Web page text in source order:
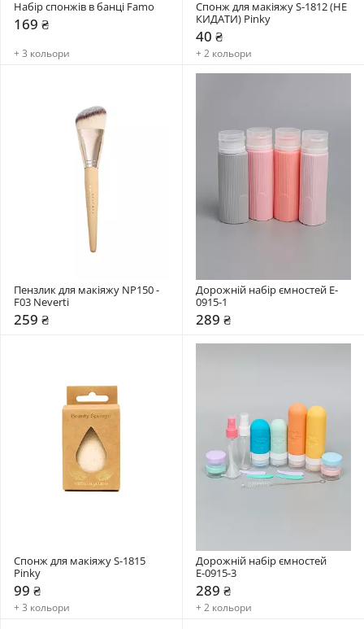
Набір спонжів в банці Famo
169 ₴
+ 3 кольори
Спонж для макіяжу S-1812 (НЕ
КИДАТИ) Pinky
40 ₴
+ 2 кольори
Пензлик для макіяжу NP150 -
F03 Neverti
259 ₴
Дорожній набір ємностей E-
0915-1
289 ₴
Спонж для макіяжу S-1815
Pinky
99 ₴
+ 3 кольори
Дорожній набір ємностей
Е-0915-3
289 ₴
+ 2 кольори